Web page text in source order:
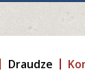
Draudze